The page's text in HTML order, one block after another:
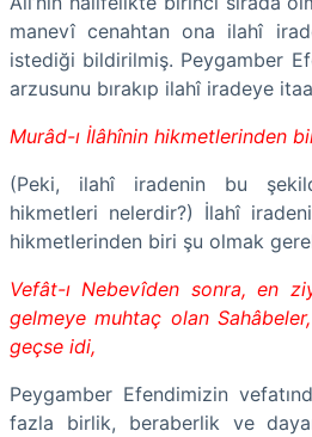
manevî cenahtan ona ilahî
istediği bildirilmiş. Peygamber
arzusunu bırakıp ilahî iradeye
Murâd-ı İlâhînin hikmetlerinden
(Peki, ilahî iradenin bu
hikmetleri nelerdir?) İlahî
hikmetlerinden biri şu olmak
Vefât-ı Nebevîden sonra, en
gelmeye muhtaç olan
geçse idi,
Peygamber Efendimizin
fazla birlik, beraberlik ve